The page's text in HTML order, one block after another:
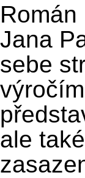
Jana
sebe
ale